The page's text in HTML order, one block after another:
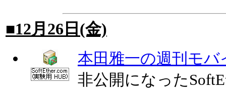
■12月26日(金)
本田雅一の週刊モバ
非公開になった